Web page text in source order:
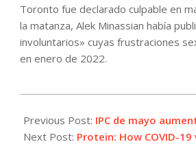
Toronto fue declarado culpable en
la matanza, Alek Minassian había
involuntarios» cuyas frustraciones
en enero de 2022.
06-
08
Previous Post: IPC de mayo
Next Post: Protein: How COVID-